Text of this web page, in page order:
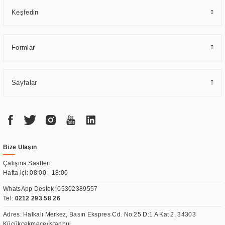
Keşfedin
Formlar
Sayfalar
Bize Ulaşın
Çalışma Saatleri:
Hafta içi: 08:00 - 18:00
WhatsApp Destek:05302389557
Tel: 0212 293 58 26
Adres: Halkalı Merkez, Basın Ekspres Cd. No:25 D:1 A Kat 2, 34303